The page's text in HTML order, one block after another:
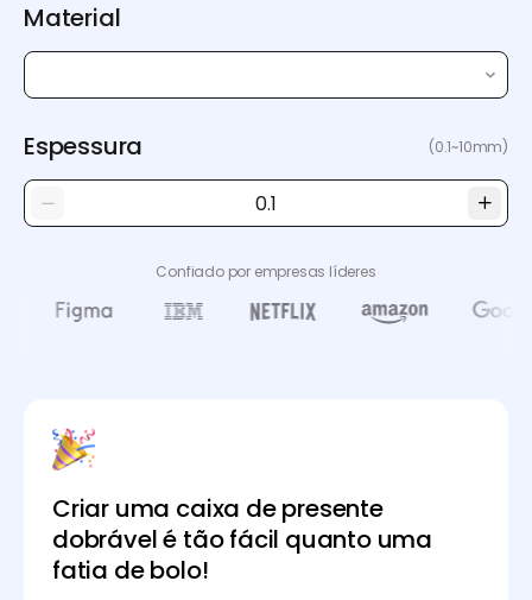
Material
Espessura (0.1~10mm)
Confiado por empresas líderes
Criar uma caixa de presente
dobrável é tão fácil quanto uma
fatia de bolo!